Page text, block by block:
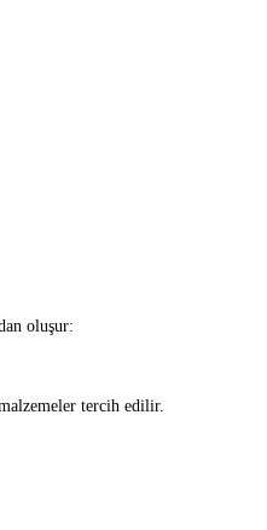
oluşur:
tercih edilir.